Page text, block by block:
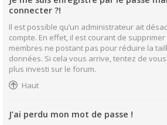
connecter ?!
Il est possible qu’un administrateur ait
compte. En effet, il est courant de
membres ne postant pas pour réduire la
données. Si cela vous arrive, tentez de
plus investi sur le forum.
Haut
J’ai perdu mon mot de passe !